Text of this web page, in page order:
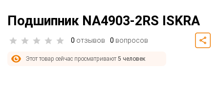
Подшипник NA4903-2RS ISKRA
0 отзывов 0 вопросов
Этот товар сейчас просматривают5 человек